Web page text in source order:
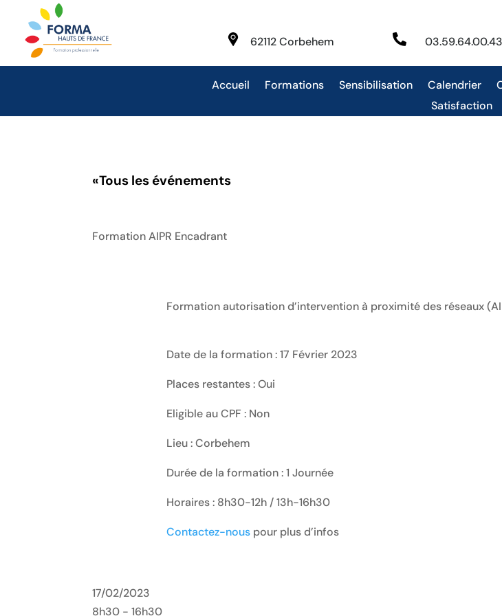
62112 Corbehem  03.59.64.00.43
Accueil Formations Sensibilisation Calendrier
Satisfaction
«Tous les événements
Formation AIPR Encadrant
Formation autorisation d’intervention à proximité des réseaux
Date de la formation : 17 Février 2023
Places restantes : Oui
Eligible au CPF : Non
Lieu : Corbehem
Durée de la formation : 1 Journée
Horaires : 8h30-12h / 13h-16h30
Contactez-nouspour plus d’infos
17/02/2023
8h30 - 16h30